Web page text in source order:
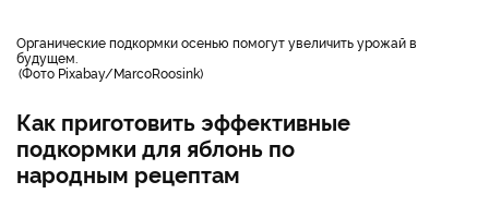
Органические подкормки осенью помогут увеличить урожай в
будущем.
Фото Pixabay/MarcoRoosink
Как приготовить эффективные
подкормки для яблонь по
народным рецептам